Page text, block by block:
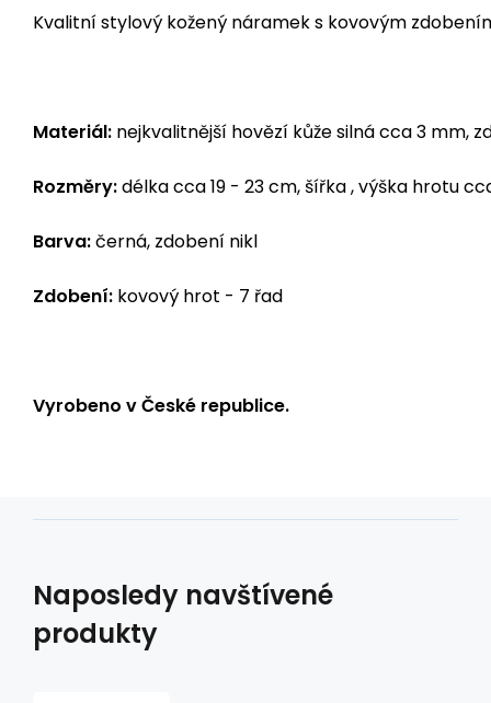
Kvalitní stylový kožený náramek s kovovým
Materiál: nejkvalitnější hovězí kůže silná cca 3 mm,
Rozměry:délka cca 19 - 23 cm, šířka , výška hrotu
Barva:černá, zdobení nikl
Zdobení: kovový hrot - 7 řad
Vyrobeno v České republice.
Naposledy navštívené
produkty